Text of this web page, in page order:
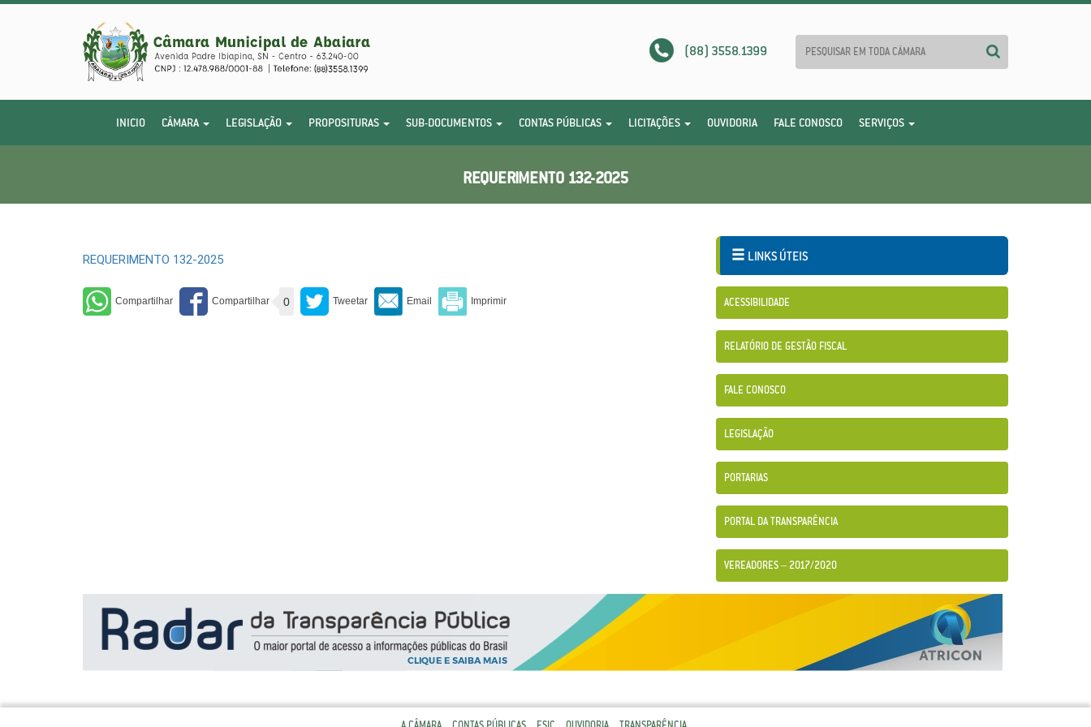
(88) 3558.1399
INICIO CÂMARA LEGISLAÇÃO PROPOSITURAS SUB-DOCUMENTOS CONTAS PÚBLICAS LICITAÇÕES OUVIDORIA FALE CONOSCO SERVIÇOS
REQUERIMENTO 132-2025
REQUERIMENTO 132-2025
0
LINKS ÚTEIS
ACESSIBILIDADE
RELATÓRIO DE GESTÃO FISCAL
FALE CONOSCO
LEGISLAÇÃO
PORTARIAS
PORTAL DA TRANSPARÊNCIA
VEREADORES – 2017/2020